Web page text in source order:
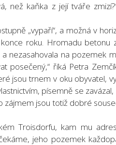
než kaňka z její tváře
„vypaří“, a možná v
roku. Hromadu betonu
nezasahovala na pozemek
posečený,“ říká Petra
jsou trnem v oku obyvatel,
písemně se zavázal,
zájmem jsou totiž dobré
Troisdorfu, kam mu
jeho pozemek